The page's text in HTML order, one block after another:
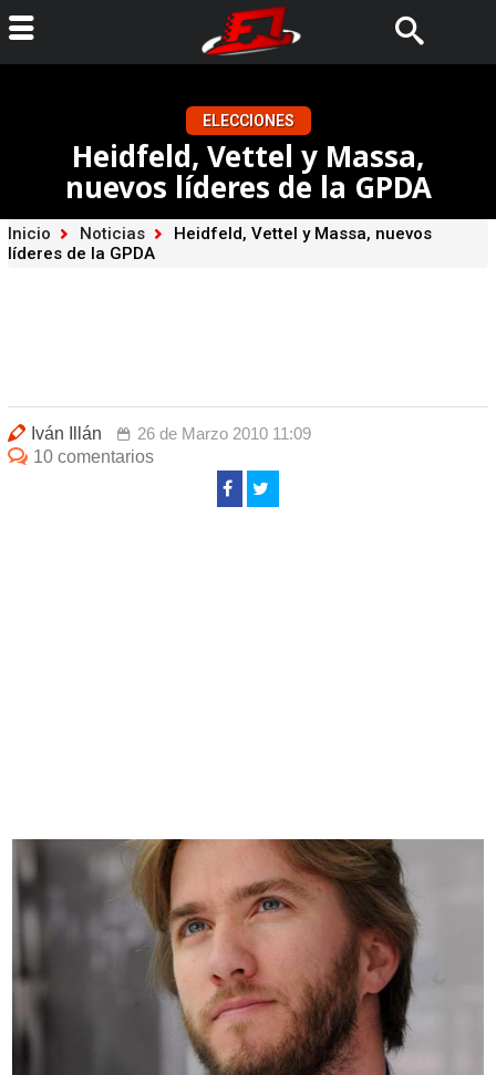
ELECCIONES
Heidfeld, Vettel y Massa,
nuevos líderes de la GPDA
Inicio Noticias
Heidfeld, Vettel y Massa, nuevos
líderes de la GPDA
Iván Illán
26 de Marzo 2010 11:09
10 comentarios